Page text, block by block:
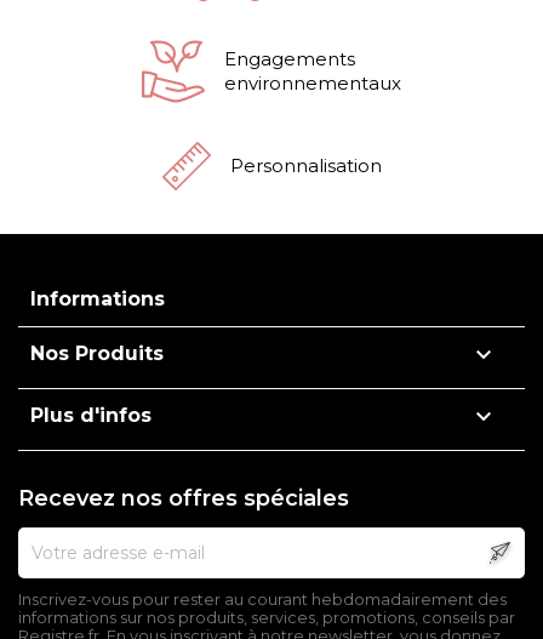
Engagements
environnementaux
Personnalisation
Informations
Nos Produits 
Plus d'infos 
Recevez nos offres spéciales
Inscrivez-vous pour rester au courant hebdomadairement des
informations sur nos produits, services, promotions, conseils par